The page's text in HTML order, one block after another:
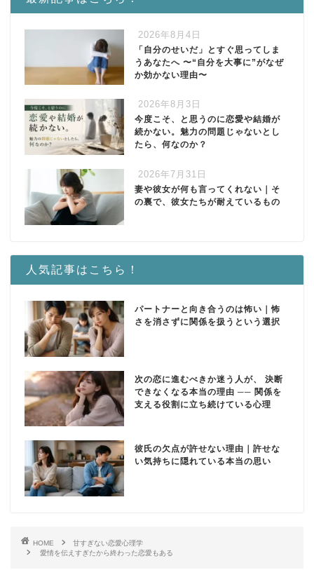
2026年8月4日
「自分のせいだ」とすぐ思ってしま
うあなたへ 〜“自分を大事に”がなぜ
か効かない理由〜
2026年8月3日
今度こそ、と思うのに恋愛や結婚が
続かない。魅力の問題じゃないとし
たら、何なのか？
2026年7月31日
妻や彼女が何も言ってくれない｜そ
の裏で、彼女たちが耐えているもの
人気記事はこちら！
パートナーと向き合うのは怖い｜怖
さを消さずに関係を扱うという選択
次の恋に進むべきか迷う人が、 決断
できなくなる本当の理由 ── 関係を
支える役割に立ち続けている心理
彼氏の欠点が許せない理由｜許せな
い気持ちに隠れている本当の思い
HOME
甘すぎない恋愛心理学
愛情を伝えすぎたから終わった恋愛もある